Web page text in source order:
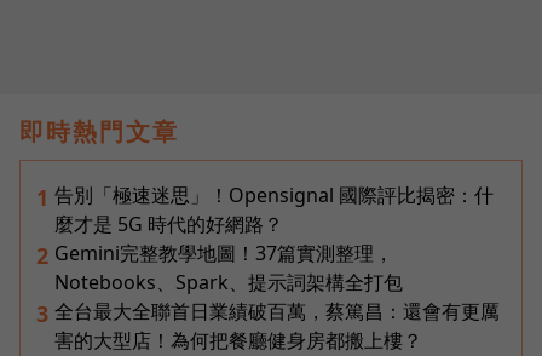
即時熱門文章
1 告別「極速迷思」！Opensignal 國際評比揭密：什
麼才是 5G 時代的好網路？
2 Gemini完整教學地圖！37篇實測整理，
Notebooks、Spark、提示詞架構全打包
3 全台最大全聯首日業績破百萬，蔡篤昌：還會有更厲
害的大型店！為何把餐廳健身房都搬上樓？